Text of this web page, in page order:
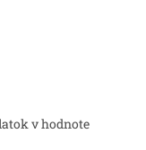
v hodnote